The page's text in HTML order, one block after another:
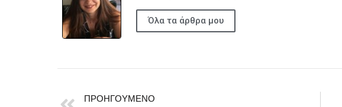
Όλα τα άρθρα μου
ΠΡΟΗΓΟΎΜΕΝΟ